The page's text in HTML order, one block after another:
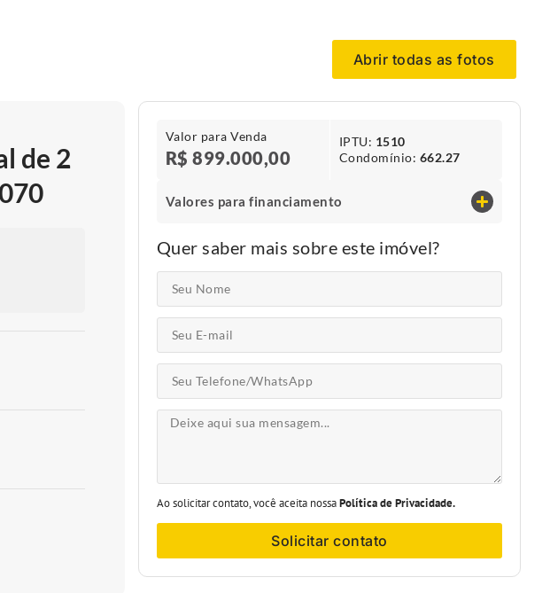
Abrir todas as fotos
de 2
Valor para Venda
R$ 899.000,00
IPTU​: 1510
Condomínio​: 662.27
Valores para financiamento
Quer saber mais sobre este imóvel?
Ao solicitar contato, você aceita nossaPolítica de Privacidade.
Solicitar contato